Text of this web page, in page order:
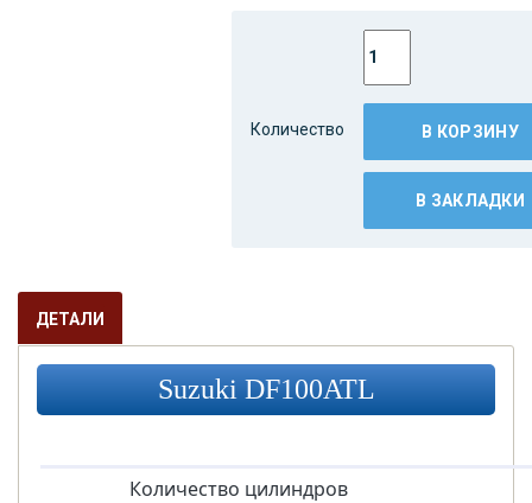
Количество В КОРЗИНУ
В ЗАКЛАДКИ
ДЕТАЛИ
Suzuki DF100ATL
Количество цилиндров